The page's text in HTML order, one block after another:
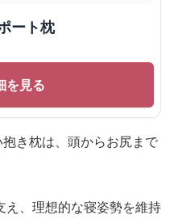
ート枕
を見る
き枕は、頭からお尻まで
、理想的な寝姿勢を維持